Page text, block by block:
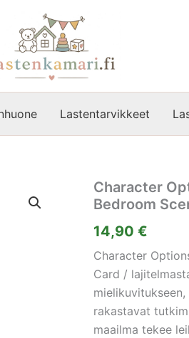
Lastentarvikkeet
Character
Bedroom
14,90 €
Character
Card /
rakastavat
maailma tekee